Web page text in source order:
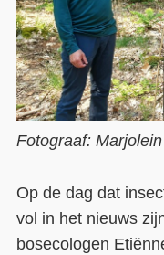
Fotograaf:
Op de dag dat
vol in het nieuws
bosecologen